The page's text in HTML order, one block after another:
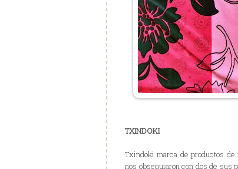
TXINDOKI
Txindoki marca de productos
nos obsequiaron con dos de sus